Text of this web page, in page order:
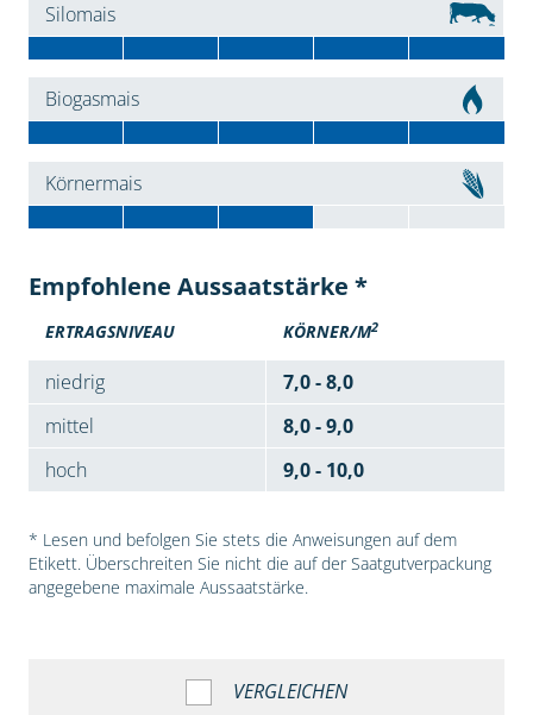
Silomais
Biogasmais
Körnermais
Empfohlene Aussaatstärke *
ERTRAGSNIVEAU KÖRNER/M2
niedrig
7,0 - 8,0
mittel
8,0 - 9,0
hoch
9,0 - 10,0
* Lesen und befolgen Sie stets die Anweisungen auf dem
Etikett. Überschreiten Sie nicht die auf der Saatgutverpackung
angegebene maximale Aussaatstärke.
VERGLEICHEN